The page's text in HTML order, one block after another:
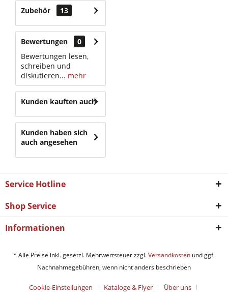
Zubehör 13
Bewertungen
0
Bewertungen lesen,
schreiben und
diskutieren... mehr
Kunden kauften auch
Kunden haben sich
auch angesehen
Service Hotline
Shop Service
Informationen
* Alle Preise inkl. gesetzl. Mehrwertsteuer zzgl.Versandkosten und ggf.
Nachnahmegebühren, wenn nicht anders beschrieben
Cookie-Einstellungen Kataloge & Flyer Über uns